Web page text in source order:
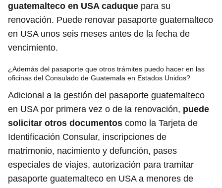
guatemalteco en USA caduque para su
renovación. Puede renovar pasaporte guatemalteco
en USA unos seis meses antes de la fecha de
vencimiento.
¿Además del pasaporte que otros trámites puedo hacer en las
oficinas del Consulado de Guatemala en Estados Unidos?
Adicional a la gestión del pasaporte guatemalteco
en USA por primera vez o de la renovación, puede
solicitar otros documentos como la Tarjeta de
Identificación Consular, inscripciones de
matrimonio, nacimiento y defunción, pases
especiales de viajes, autorización para tramitar
pasaporte guatemalteco en USA a menores de